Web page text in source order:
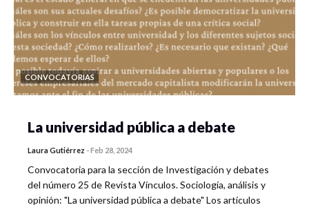
CONVOCATORIAS
La universidad pública a debate
Laura Gutiérrez -Feb 28, 2024
Convocatoria para la sección de Investigación y debates
del número 25 de Revista Vínculos. Sociología, análisis y
opinión: "La universidad pública a debate" Los artículos